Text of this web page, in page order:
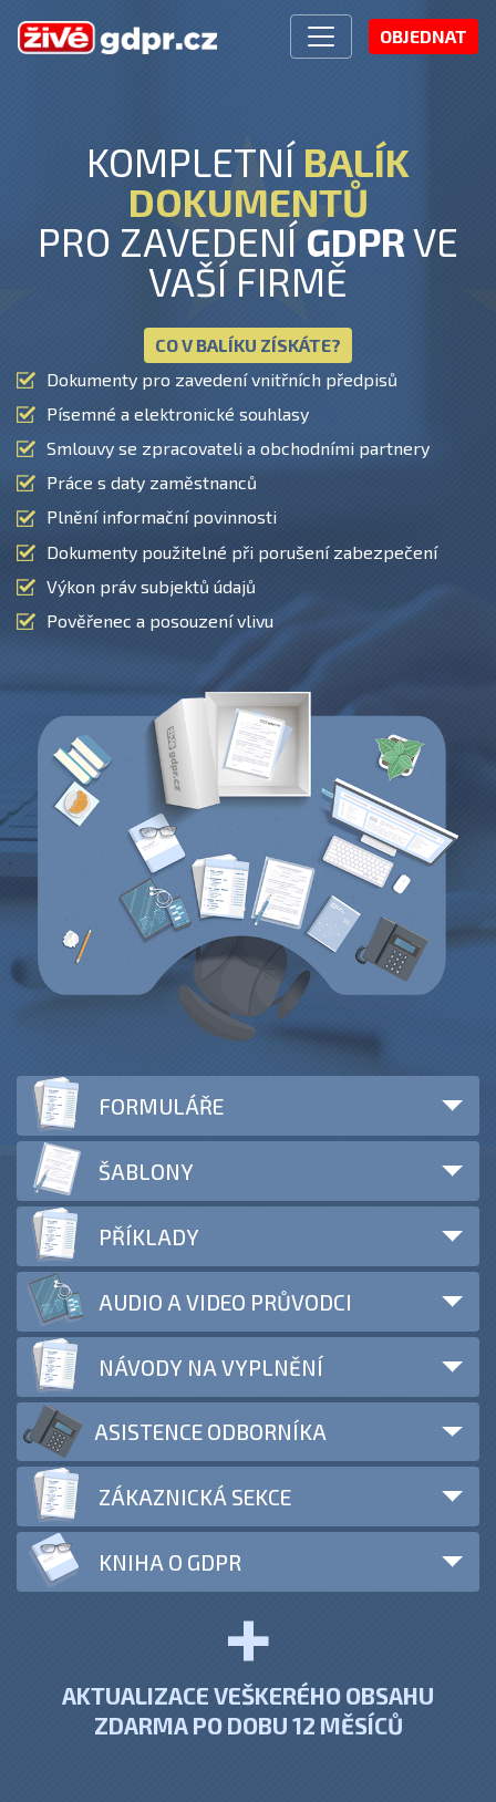
OBJEDNAT
KOMPLETNÍ BALÍK
DOKUMENTŮ
PRO ZAVEDENÍ GDPRVE
VAŠÍ FIRMĚ
CO V BALÍKU ZÍSKÁTE?
Dokumenty pro zavedení vnitřních předpisů
Písemné a elektronické souhlasy
Smlouvy se zpracovateli a obchodními partnery
Práce s daty zaměstnanců
Plnění informační povinnosti
Dokumenty použitelné při porušení zabezpečení
Výkon práv subjektů údajů
Pověřenec a posouzení vlivu
FORMULÁŘE
ŠABLONY
PŘÍKLADY
AUDIO A VIDEO PRŮVODCI
NÁVODY NA VYPLNĚNÍ
ASISTENCE ODBORNÍKA
ZÁKAZNICKÁ SEKCE
KNIHA O GDPR
AKTUALIZACE VEŠKERÉHO OBSAHU
ZDARMA PO DOBU 12 MĚSÍCŮ